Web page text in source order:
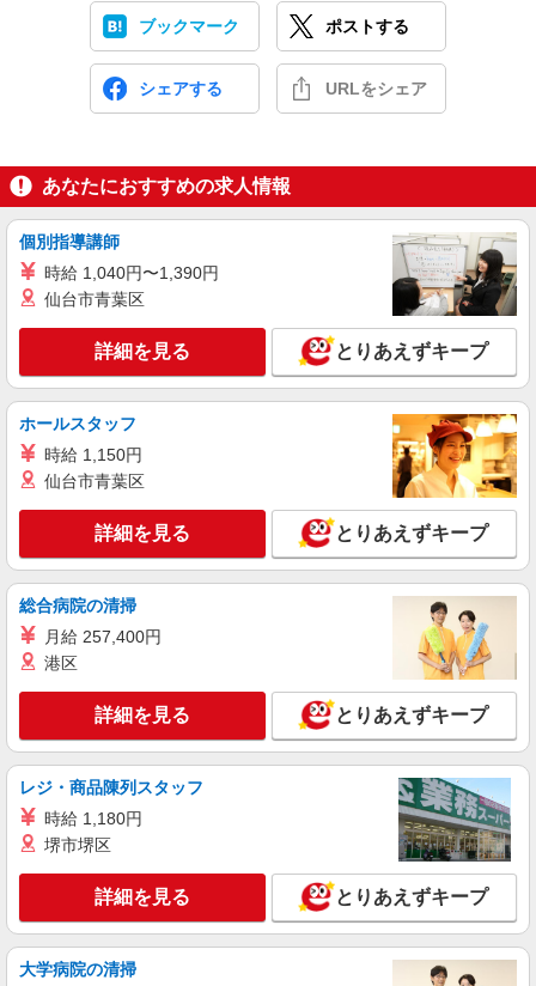
ブックマーク ポストする
シェアする URLをシェア
あなたにおすすめの求人情報
個別指導講師
時給 1,040円〜1,390円
仙台市青葉区
詳細を見る とりあえずキープ
ホールスタッフ
時給 1,150円
仙台市青葉区
詳細を見る とりあえずキープ
総合病院の清掃
月給 257,400円
港区
詳細を見る とりあえずキープ
レジ・商品陳列スタッフ
時給 1,180円
堺市堺区
詳細を見る とりあえずキープ
大学病院の清掃